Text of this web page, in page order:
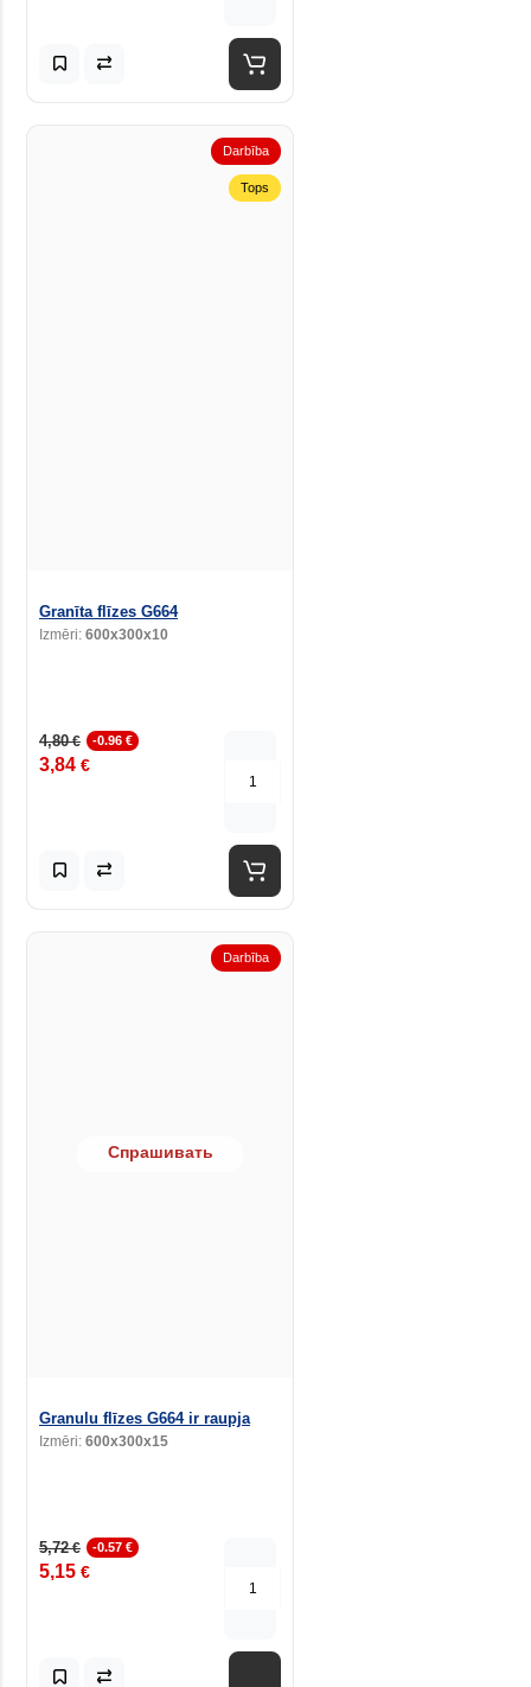
Darbība
Tops
Granīta flīzes G664
Izmēri: 600x300x10
4,80€ -0.96 €
3,84 €
Darbība
Спрашивать
Granulu flīzes G664 ir raupja
Izmēri: 600x300x15
5,72€ -0.57 €
5,15 €